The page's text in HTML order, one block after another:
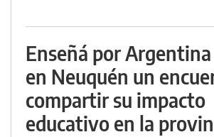
Enseñá por
en Neuquén un
compartir su impacto
educativo en la